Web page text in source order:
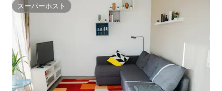
スーパーホスト
スーパーホスト